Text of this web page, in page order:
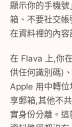
顯示你的手機
箱、不要社交
在資料裡的內容
在 Flava 上,你
供任何識別碼)
Apple 用中轉位
享郵箱,其他不
實身份分離。